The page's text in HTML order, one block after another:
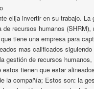
elija invertir en su trabajo. La
de recursos humanos (SHRM),
tiene una empresa para
mas calificados siguiendo
gestión de recursos humanos,
estos tienen que estar
la compañía; Estos son: la